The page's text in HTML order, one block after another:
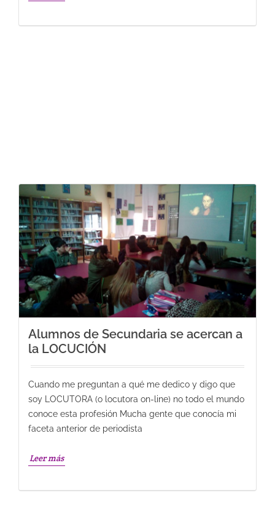
Alumnos de Secundaria se acercan a
la LOCUCIÓN
Cuando me preguntan a qué me dedico y digo que
soy LOCUTORA (o locutora on-line) no todo el mundo
conoce esta profesión Mucha gente que conocía mi
faceta anterior de periodista
Leer más